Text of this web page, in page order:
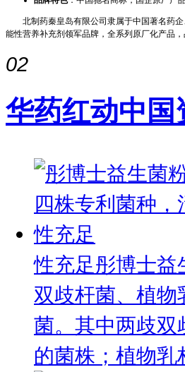
北制药秦皇岛有限公司隶属于中国著名药企
能性营养补充剂领军品牌，全系列原厂化产品
02
华药红动中国
性充足彤博士益
双歧杆菌、植
菌。其中两歧双
的菌株；植物